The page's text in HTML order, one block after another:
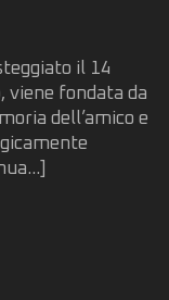
il 14
viene fondata da
dell’amico e